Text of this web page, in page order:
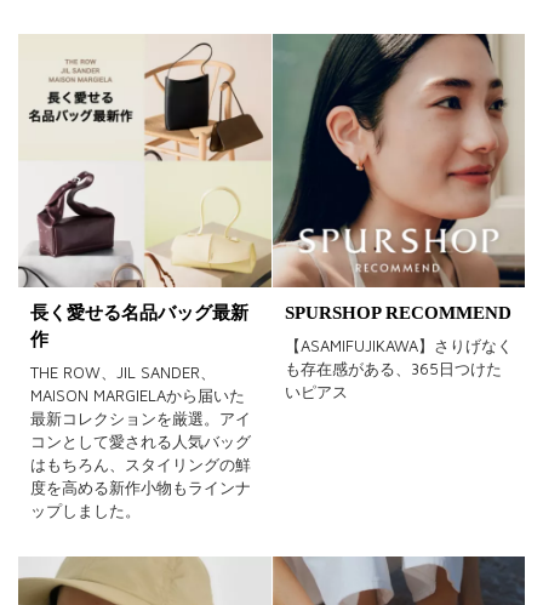
長く愛せる名品バッグ最新
作
THE ROW、JIL SANDER、
MAISON MARGIELAから届いた
最新コレクションを厳選。アイ
コンとして愛される人気バッグ
はもちろん、スタイリングの鮮
度を高める新作小物もラインナ
ップしました。
SPURSHOP RECOMMEND
【ASAMIFUJIKAWA】さりげなく
も存在感がある、365日つけた
いピアス